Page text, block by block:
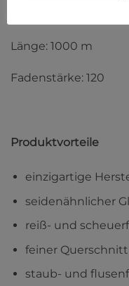
Länge: 1000 m
Fadenstärke: 120
Produktvorteile
einzigartige
seidenähnlicher
reiß- und
feiner
staub- und